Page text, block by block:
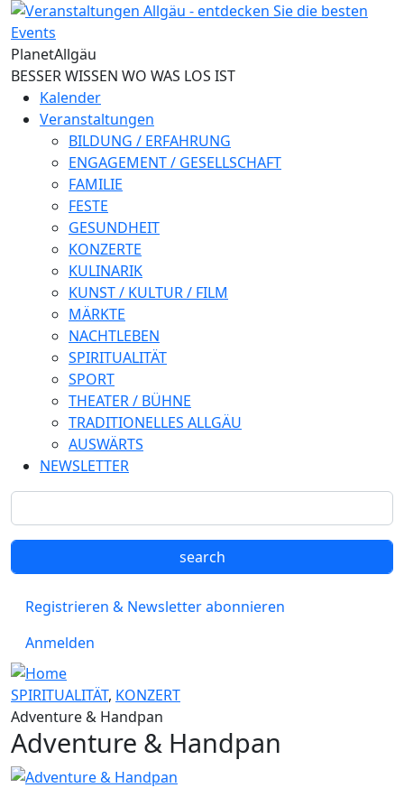
Direkt zum Inhalt
PlanetAllgäu
BESSER WISSEN WO WAS LOS IST
Kalender
Veranstaltungen
BILDUNG / ERFAHRUNG
ENGAGEMENT / GESELLSCHAFT
FAMILIE
FESTE
GESUNDHEIT
KONZERTE
KULINARIK
KUNST / KULTUR / FILM
MÄRKTE
NACHTLEBEN
SPIRITUALITÄT
SPORT
THEATER / BÜHNE
TRADITIONELLES ALLGÄU
AUSWÄRTS
NEWSLETTER
Registrieren & Newsletter abonnieren
Anmelden
SPIRITUALITÄT, KONZERT
Adventure & Handpan
Adventure & Handpan